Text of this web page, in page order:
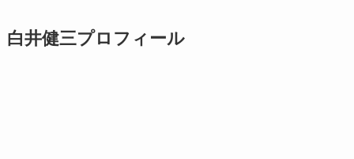
白井健三プロフィール